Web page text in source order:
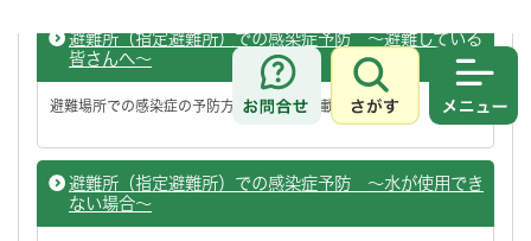
お問合せ
さがす
避難所（指定避難所）での感染症予防 ～避難している
皆さんへ～
避難場所での感染症の予防方法について掲載しています。
避難所（指定避難所）での感染症予防 ～水が使用でき
ない場合～